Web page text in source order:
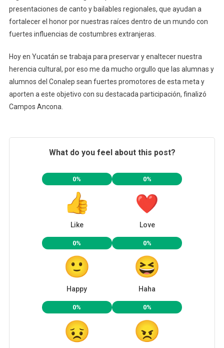
presentaciones de canto y bailables regionales, que ayudan a
fortalecer el honor por nuestras raíces dentro de un mundo con
fuertes influencias de costumbres extranjeras.
Hoy en Yucatán se trabaja para preservar y enaltecer nuestra
herencia cultural, por eso me da mucho orgullo que las alumnas y
alumnos del Conalep sean fuertes promotores de esta meta y
aporten a este objetivo con su destacada participación, finalizó
Campos Ancona.
What do you feel about this post?
0%
Like
0%
Love
0%
Happy
0%
Haha
0% 0%